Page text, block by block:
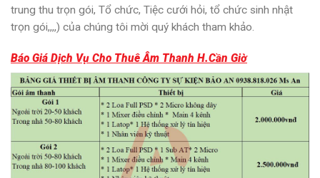
trung thu trọn gói, Tổ chức, Tiệc cưới hỏi, tổ chức sinh nhật
trọn gói,,,,) của chúng tôi mời quý khách tham khảo.
Báo Giá Dịch Vụ Cho Thuê Âm Thanh H.Cần Giờ